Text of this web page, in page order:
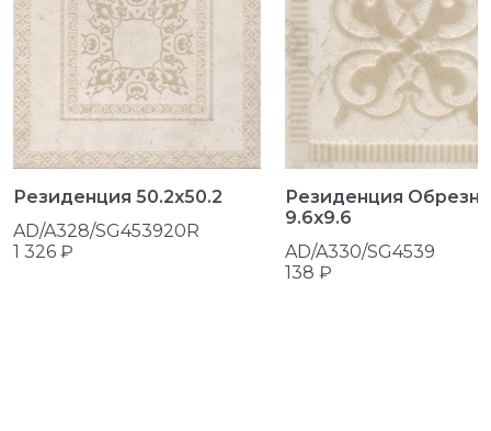
Резиденция 50.2x50.2
AD/A328/SG453920R
1 326 ₽
Резиденция
9.6x9.6
AD/A330/SG4539
138 ₽